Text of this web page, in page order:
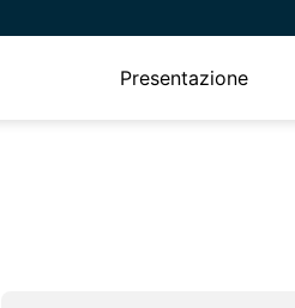
Presentazione